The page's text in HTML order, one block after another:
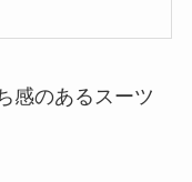
感のあるスーツ